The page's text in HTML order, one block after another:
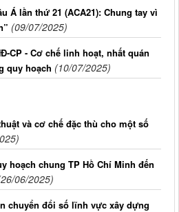
Á lần thứ 21 (ACA21): Chung tay vì
(09/07/2025)
CP - Cơ chế linh hoạt, nhất quán
quy hoạch (10/07/2025)
và cơ chế đặc thù cho một số
hoạch chung TP Hồ Chí Minh đến
06/2025)
chuyển đổi số lĩnh vực xây dựng